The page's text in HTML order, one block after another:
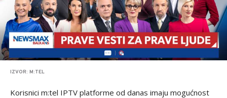
IZVOR: M:TEL
Korisnici m:tel IPTV platforme od danas imaju mogućnost